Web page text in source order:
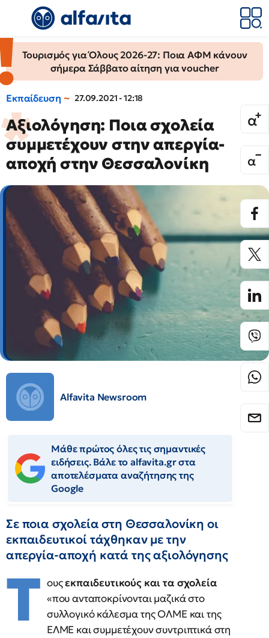
Τουρισμός για Όλους 2026-27: Ποια ΑΦΜ κάνουν
σήμερα Σάββατο αίτηση για voucher
Εκπαίδευση 27.09.2021 - 12:18
Αξιολόγηση: Ποια σχολεία
συμμετέχουν στην απεργία-
αποχή στην Θεσσαλονίκη
Alfavita Newsroom
Μάθε πρώτος όλες τις σημαντικές
ειδήσεις. Βάλε το alfavita.gr στα
αποτελέσματα αναζήτησης της
Google
Σε ποια σχολεία στη Θεσσαλονίκη οι
εκπαιδευτικοί τάχθηκαν με την
απεργία-αποχή κατά της αξιολόγησης
Τ ουςεκπαιδευτικούς και τα σχολεία
«που ανταποκρίνονται μαζικά στο
συλλογικό κάλεσμα της ΟΛΜΕ και της
ΕΛΜΕ και συμμετέχουν συντριπτικά στη